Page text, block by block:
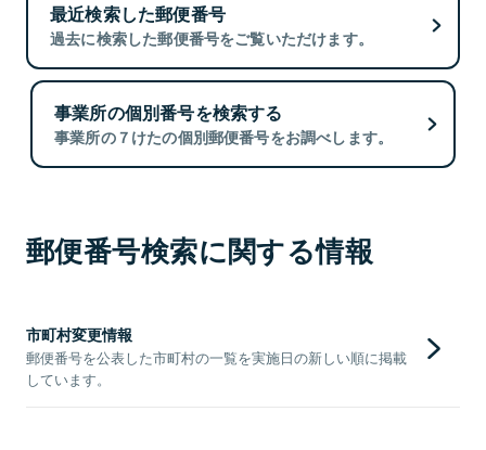
最近検索した郵便番号
過去に検索した郵便番号をご覧いただけます。
事業所の個別番号を検索する
事業所の７けたの個別郵便番号をお調べします。
郵便番号検索に関する情報
市町村変更情報
郵便番号を公表した市町村の一覧を実施日の新しい順に掲載
しています。